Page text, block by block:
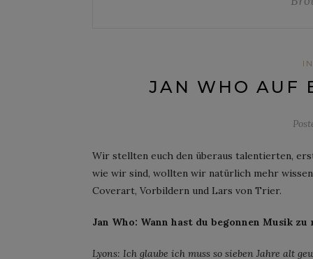
JAN WHO AUF
Wir stellten euch den überaus talentierten,
wie wir sind, wollten wir natürlich mehr
Coverart, Vorbildern und Lars von Trier.
Jan Who: Wann hast du begonnen Musik zu
Lyons: Ich glaube ich muss so sieben Jahre alt